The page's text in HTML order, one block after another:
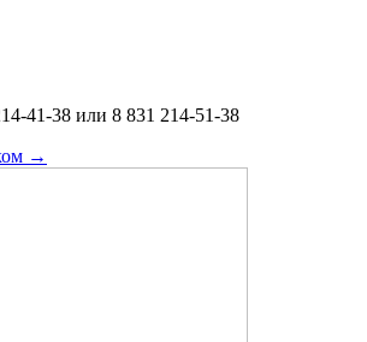
41-38 или 8 831 214-51-38
→